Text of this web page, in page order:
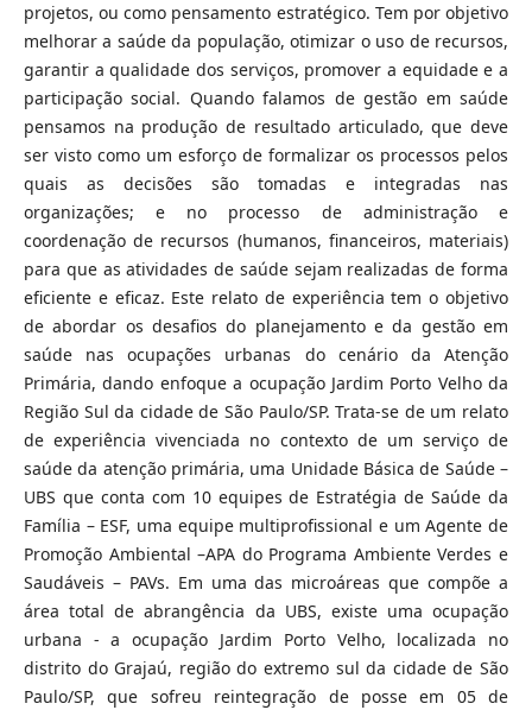
projetos, ou como pensamento estratégico. Tem por objetivo
melhorar a saúde da população, otimizar o uso de recursos,
garantir a qualidade dos serviços, promover a equidade e a
participação social. Quando falamos de gestão em saúde
pensamos na produção de resultado articulado, que deve
ser visto como um esforço de formalizar os processos pelos
quais as decisões são tomadas e integradas nas
organizações; e no processo de administração e
coordenação de recursos (humanos, financeiros, materiais)
para que as atividades de saúde sejam realizadas de forma
eficiente e eficaz. Este relato de experiência tem o objetivo
de abordar os desafios do planejamento e da gestão em
saúde nas ocupações urbanas do cenário da Atenção
Primária, dando enfoque a ocupação Jardim Porto Velho da
Região Sul da cidade de São Paulo/SP. Trata-se de um relato
de experiência vivenciada no contexto de um serviço de
saúde da atenção primária, uma Unidade Básica de Saúde –
UBS que conta com 10 equipes de Estratégia de Saúde da
Família – ESF, uma equipe multiprofissional e um Agente de
Promoção Ambiental –APA do Programa Ambiente Verdes e
Saudáveis – PAVs. Em uma das microáreas que compõe a
área total de abrangência da UBS, existe uma ocupação
urbana - a ocupação Jardim Porto Velho, localizada no
distrito do Grajaú, região do extremo sul da cidade de São
Paulo/SP, que sofreu reintegração de posse em 05 de